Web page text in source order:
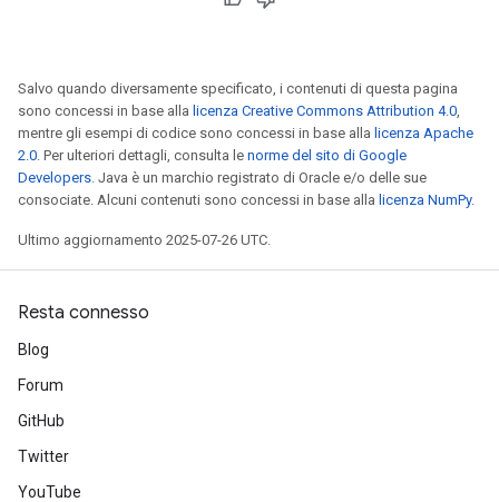
Salvo quando diversamente specificato, i contenuti di questa pagina
sono concessi in base alla licenza Creative Commons Attribution 4.0,
mentre gli esempi di codice sono concessi in base alla licenza Apache
2.0. Per ulteriori dettagli, consulta le norme del sito di Google
Developers. Java è un marchio registrato di Oracle e/o delle sue
consociate. Alcuni contenuti sono concessi in base alla licenza NumPy.
Ultimo aggiornamento 2025-07-26 UTC.
Resta connesso
Blog
Forum
GitHub
Twitter
YouTube